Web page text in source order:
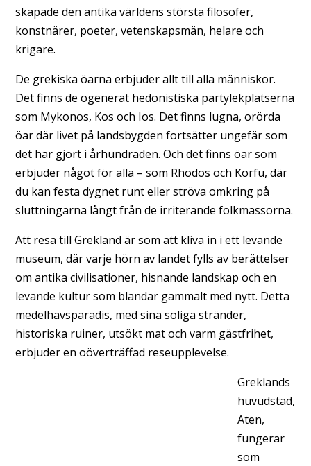
skapade den antika världens största filosofer,
konstnärer, poeter, vetenskapsmän, helare och
krigare.
De grekiska öarna erbjuder allt till alla människor.
Det finns de ogenerat hedonistiska partylekplatserna
som Mykonos, Kos och Ios. Det finns lugna, orörda
öar där livet på landsbygden fortsätter ungefär som
det har gjort i århundraden. Och det finns öar som
erbjuder något för alla – som Rhodos och Korfu, där
du kan festa dygnet runt eller ströva omkring på
sluttningarna långt från de irriterande folkmassorna.
Att resa till Grekland är som att kliva in i ett levande
museum, där varje hörn av landet fylls av berättelser
om antika civilisationer, hisnande landskap och en
levande kultur som blandar gammalt med nytt. Detta
medelhavsparadis, med sina soliga stränder,
historiska ruiner, utsökt mat och varm gästfrihet,
erbjuder en oöverträffad reseupplevelse.
Greklands
huvudstad,
Aten,
fungerar
som